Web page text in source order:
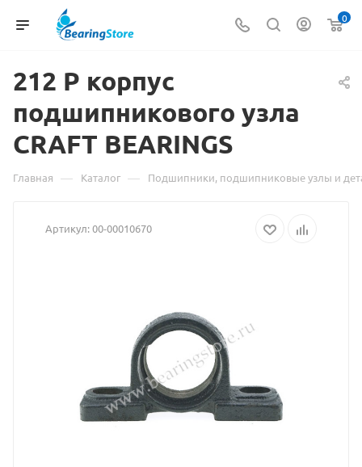
0
212 P Материал
о
товаре
212
корпус
CRAFT
BEARINGS
взят
с
корпус
подшипникового узла
CRAFT BEARINGS
Главная — Каталог — Подшипники, подшипниковые узлы и
Артикул:00-00010670